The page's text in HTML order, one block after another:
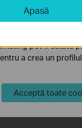
Apasă
și marketing
ne permit să
funcționalitatea site-
pot fi setate
a crea un
Acceptă toate